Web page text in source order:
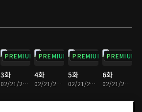
PREMIUM
3화
02/21/2025 • 1시간 19분
PREMIUM
4화
02/21/2025 • 1시간 14분
PREMIUM
5화
02/21/2025 • 1시간 11분
PREMIUM
6화
02/21/2025 • 1시간 11분